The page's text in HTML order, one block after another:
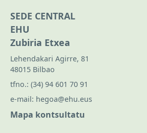
SEDE CENTRAL
EHU
Zubiria Etxea
Lehendakari Agirre, 81
48015 Bilbao
tfno.: (34) 94 601 70 91
e-mail: hegoa@ehu.eus
Mapa kontsultatu